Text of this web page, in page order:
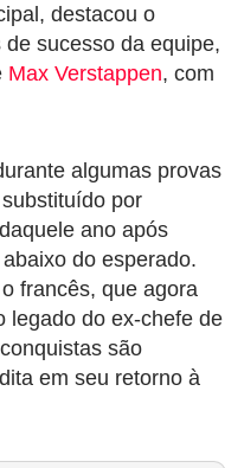
destacou o
sucesso da equipe,
Max Verstappen, com
algumas provas
por
ano após
do esperado.
francês, que agora
legado do ex-chefe de
são
em seu retorno à